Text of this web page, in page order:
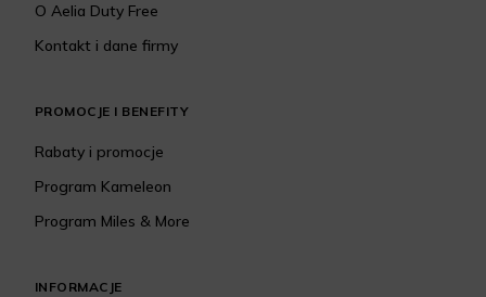
O Aelia Duty Free
Kontakt i dane firmy
PROMOCJE I BENEFITY
Rabaty i promocje
Program Kameleon
Program Miles & More
INFORMACJE